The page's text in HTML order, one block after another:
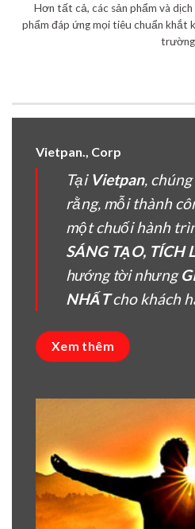
Hơn tất cả, các sản phẩm và
phẩm đáp ứng mọi tiêu chuẩn khắt
trường
Vietpan., Corp
Tại Vietpan,
rằng, mỗi thành
một chuối hành
SÁNG TẠO, TÍCH
hướng tời nhưng
NHẤTcho khách
Xem thêm